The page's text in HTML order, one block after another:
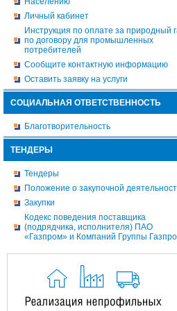
Личный кабинет
Инструкция по оплате за природный
по договору для промышленных
потребителей
Сообщите контактную информацию
Оставить заявку на услуги
СОЦИАЛЬНАЯ ОТВЕТСТВЕННОСТЬ
Благотворительность
ТЕНДЕРЫ
Тендеры
Положение о закупочной
Закупки
Кодекс поведения поставщика
(подрядчика, исполнителя) ПАО
«Газпром» и Компаний Группы